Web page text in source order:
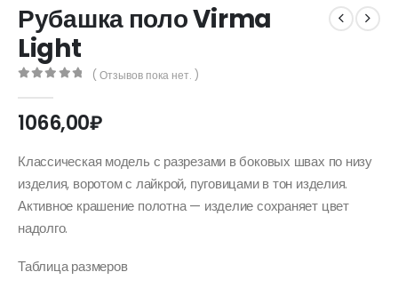
Рубашка поло Virma
Light
( Отзывов пока нет. )
1066,00₽
Классическая модель с разрезами в боковых швах по низу
изделия, воротом с лайкрой, пуговицами в тон изделия.
Активное крашение полотна — изделие сохраняет цвет
надолго.
Таблица размеров